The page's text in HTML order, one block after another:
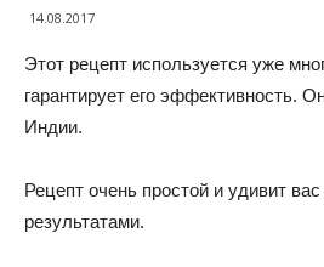
14.08.2017
Этот рецепт используется уже
гарантирует его эффективность.
Индии.
Рецепт очень простой и удивит
результатами.